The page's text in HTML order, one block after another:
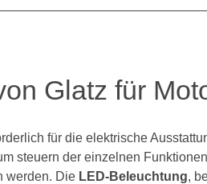
Glatz für
für die elektrische
steuern der einzelnen
werden. Die LED-Beleuchtung,